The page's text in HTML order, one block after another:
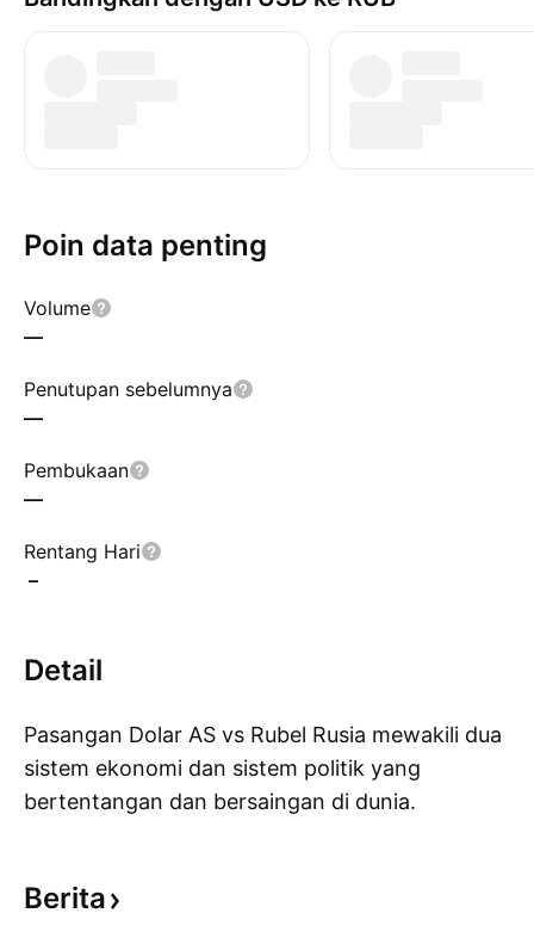
Poin data penting
Volume
—
Penutupan sebelumnya
—
Pembukaan
—
Rentang Hari
–
Detail
Pasangan Dolar AS vs Rubel Rusia mewakili dua
sistem ekonomi dan sistem politik yang
bertentangan dan bersaingan di dunia.
sangat bergantung pada pasar minyak bumi.
Berita